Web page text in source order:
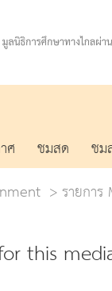
ศ ชมสด ชม
รายกา
this